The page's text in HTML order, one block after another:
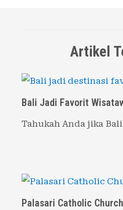
Artikel
Bali Jadi Favorit
Tahukah Anda jika
Palasari Catholic Church